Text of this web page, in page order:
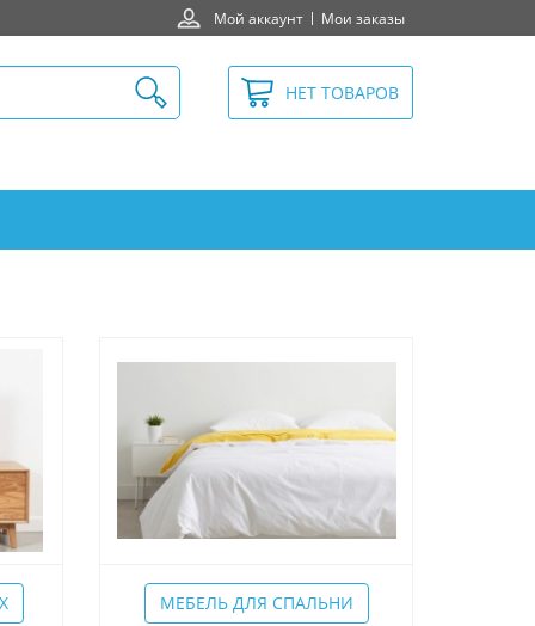
Мой аккаунт Мои заказы
НЕТ ТОВАРОВ
МЕБЕЛЬ ДЛЯ СПАЛЬНИ